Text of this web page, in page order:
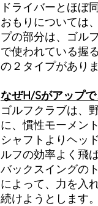
ドライバーとほぼ
おもりについては
プの部分は、ゴル
で使われている握
の２タイプがありま
なぜH/Sがアップ
ゴルフクラブは、
に、慣性モーメン
シャフトよりヘッ
ルフの効率よく飛
バックスイングの
によって、力を入
続けようとします